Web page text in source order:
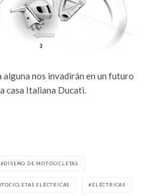
nos invadirán en un futuro
casa Italiana Ducati.
DISEÑO DE MOTOCICLETAS
ELÉCTRICAS ELÉCTRICAS